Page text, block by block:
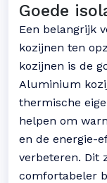
Goede
Een belangrijk
kozijnen ten
kozijnen is de
Aluminium
thermische
helpen om
en de energie-
verbeteren. Dit
comfortabeler